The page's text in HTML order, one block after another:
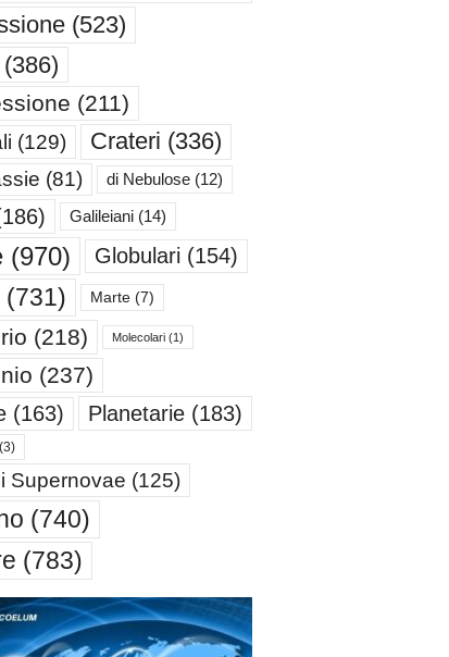
(523)
(386)
(211)
(129) Crateri (336)
(81) di Nebulose(12)
Galileiani(14)
(970) Globulari (154)
(731) Marte(7)
(218) Molecolari(1)
(237)
(163) Planetarie(183)
Supernovae (125)
(740)
(783)